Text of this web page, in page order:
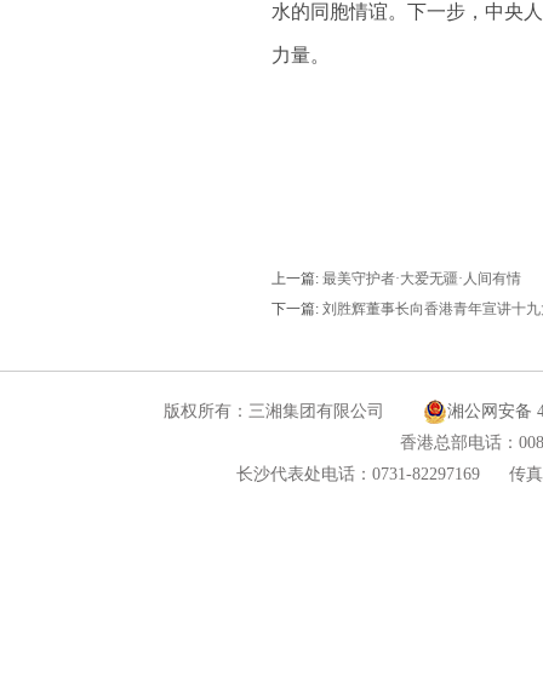
水的同胞情谊。下一步，中央
力量。
上一篇: 最美守护者·大爱无疆·人间有情
下一篇: 刘胜辉董事长向香港青年宣讲十
版权所有：三湘集团有限公司
湘公网安备
香港总部电话：
长沙代表处电话：0731-82297169
传